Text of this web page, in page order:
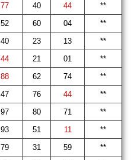
77 40 44
**
52 60 04
**
40 23 13
**
44 21 01
**
88 62 74
**
47 76 44
**
97 80 71
**
93 51 11
**
79 31 59
**